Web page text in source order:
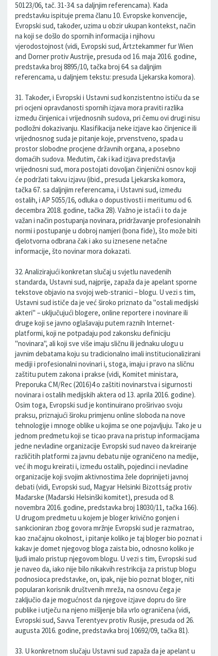
50123/06, tač. 31-34. sa daljnjim referencama). Kada
predstavku ispituje prema članu 10. Evropske konvencije,
Evropski sud, također, uzima u obzir ukupan kontekst, način
na koji se došlo do spornih informacija i njihovu
vjerodostojnost (vidi, Evropski sud, Ärtztekammer fur Wien
and Dorner protiv Austrije, presuda od 16. maja 2016. godine,
predstavka broj 8895/10, tačka broj 64. sa daljnjim
referencama, u daljnjem tekstu: presuda Ljekarska komora).
31. Također, i Evropski i Ustavni sud konzistentno ističu da se
pri ocjeni opravdanosti spornih izjava mora praviti razlika
između činjenica i vrijednosnih sudova, pri čemu ovi drugi nisu
podložni dokazivanju. Klasifikacija neke izjave kao činjenice ili
vrijednosnog suda je pitanje koje, prvenstveno, spada u
prostor slobodne procjene državnih organa, a posebno
domaćih sudova. Međutim, čak i kad izjava predstavlja
vrijednosni sud, mora postojati dovoljan činjenični osnov koji
će podržati takvu izjavu (ibid., presuda Ljekarska komora,
tačka 67. sa daljnjim referencama, i Ustavni sud, između
ostalih, i AP 5055/16, odluka o dopustivosti i meritumu od 6.
decembra 2018. godine, tačka 28). Važno je istaći i to da je
važan i način postupanja novinara, pridržavanje profesionalnih
normi i postupanje u dobroj namjeri (bona fide), što može biti
djelotvorna odbrana čak i ako su iznesene netačne
informacije, što novinar mora dokazati.
32. Analizirajući konkretan slučaj u svjetlu navedenih
standarda, Ustavni sud, najprije, zapaža da je apelant sporne
tekstove objavio na svojoj web-stranici – blogu. U vezi s tim,
Ustavni sud ističe da je već široko priznato da "ostali medijski
akteri" – uključujući blogere, online reportere i novinare ili
druge koji se javno oglašavaju putem raznih Internet-
platformi, koji ne potpadaju pod zakonsku definiciju
"novinara", ali koji sve više imaju sličnu ili jednaku ulogu u
javnim debatama koju su tradicionalno imali institucionalizirani
mediji i profesionalni novinari i, stoga, imaju i pravo na sličnu
zaštitu putem zakona i prakse (vidi, Komitet ministara,
Preporuka CM/Rec (2016)4 o zaštiti novinarstva i sigurnosti
novinara i ostalih medijskih aktera od 13. aprila 2016. godine).
Osim toga, Evropski sud je kontinuirano proširivao svoju
praksu, priznajući široku primjenu online sloboda na nove
tehnologije i mnoge oblike u kojima se one pojavljuju. Tako je u
jednom predmetu koji se ticao prava na pristup informacijama
jedne nevladine organizacije Evropski sud naveo da kreiranje
različitih platformi za javnu debatu nije ograničeno na medije,
već ih mogu kreirati i, između ostalih, pojedinci i nevladine
organizacije koji svojim aktivnostima žele doprinijeti javnoj
debati (vidi, Evropski sud, Magyar Helsinki Bizottság protiv
Mađarske (Mađarski Helsinški komitet), presuda od 8.
novembra 2016. godine, predstavka broj 18030/11, tačka 166).
U drugom predmetu u kojem je bloger krivično gonjen i
sankcioniran zbog govora mržnje Evropski sud je razmatrao,
kao značajnu okolnost, i pitanje koliko je taj bloger bio poznat i
kakav je domet njegovog bloga zaista bio, odnosno koliko je
ljudi imalo pristup njegovom blogu. U vezi s tim, Evropski sud
je naveo da, iako nije bilo nikakvih restrikcija za pristup blogu
podnosioca predstavke, on, ipak, nije bio poznat bloger, niti
popularan korisnik društvenih mreža, na osnovu čega je
zaključio da je mogućnost da njegove izjave dopru do šire
publike i utječu na njeno mišljenje bila vrlo ograničena (vidi,
Evropski sud, Savva Terentyev protiv Rusije, presuda od 26.
augusta 2016. godine, predstavka broj 10692/09, tačka 81).
33. U konkretnom slučaju Ustavni sud zapaža da je apelant u